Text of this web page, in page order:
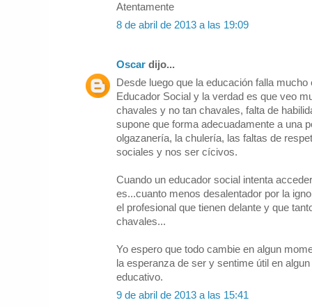
Atentamente
8 de abril de 2013 a las 19:09
Oscar dijo...
Desde luego que la educación falla
Educador Social y la verdad es que veo
chavales y no tan chavales, falta de
supone que forma adecuadamente a una
olgazanería, la chulería, las faltas de
sociales y nos ser cícivos.
Cuando un educador social intenta
es...cuanto menos desalentador por la
el profesional que tienen delante y que
chavales...
Yo espero que todo cambie en algun
la esperanza de ser y sentime útil en
educativo.
9 de abril de 2013 a las 15:41